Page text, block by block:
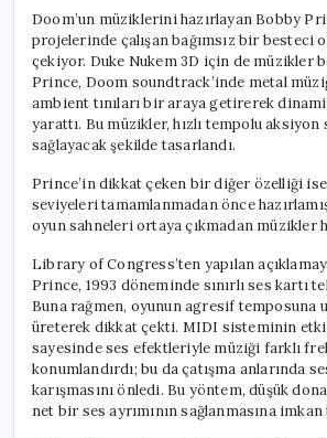
Doom’un müziklerini hazırlayan Bobby
projelerinde çalışan bağımsız bir besteci
çekiyor. Duke Nukem 3D için de müzikler
Prince, Doom soundtrack’inde metal
ambient tınıları bir araya getirerek
yarattı. Bu müzikler, hızlı tempolu
sağlayacak şekilde tasarlandı.
Prince’in dikkat çeken bir diğer özelliği
seviyeleri tamamlanmadan önce
oyun sahneleri ortaya çıkmadan müzikler
Library of Congress’ten yapılan
Prince, 1993 döneminde sınırlı ses kartı
Buna rağmen, oyunun agresif temposuna
üreterek dikkat çekti. MIDI sisteminin
sayesinde ses efektleriyle müziği farklı
konumlandırdı; bu da çatışma anlarında
karışmasını önledi. Bu yöntem, düşük
net bir ses ayrımının sağlanmasına imkan